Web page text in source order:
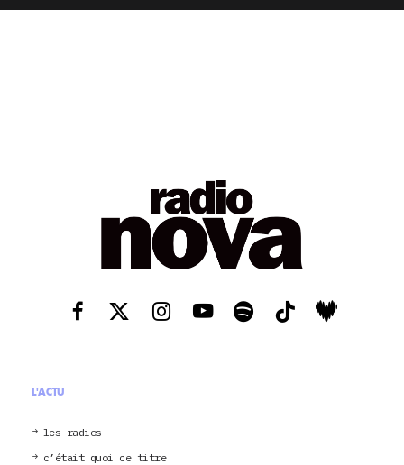
L'ACTU
les radios
c’était quoi ce titre